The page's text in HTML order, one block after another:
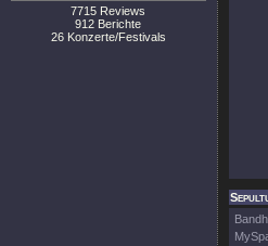
7715 Reviews
912 Berichte
26 Konzerte/Festivals